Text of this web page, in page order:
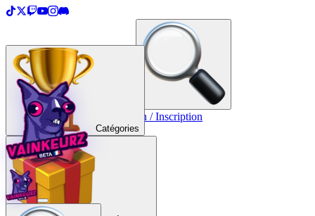
Créer une TopList Connexion / Inscription
Catégories